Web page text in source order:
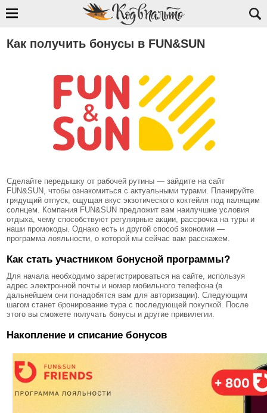
Как получить бонусы в FUN&SUN
Сделайте передышку от рабочей рутины — зайдите на сайт
FUN&SUN, чтобы ознакомиться с актуальными турами. Планируйте
грядущий отпуск, ощущая вкус экзотического коктейля под палящим
солнцем. Компания FUN&SUN предложит вам наилучшие условия
отдыха, чему способствуют регулярные акции, рассрочка на туры и
наши промокоды. Однако есть и другой способ экономии —
программа лояльности, о которой мы сейчас вам расскажем.
Как стать участником бонусной программы?
Для начала необходимо зарегистрироваться на сайте, используя
адрес электронной почты и номер мобильного телефона (в
дальнейшем они понадобятся вам для авторизации). Следующим
шагом станет бронирование тура с последующей покупкой. После
этого вы сможете получать бонусы и другие привилегии.
Накопление и списание бонусов